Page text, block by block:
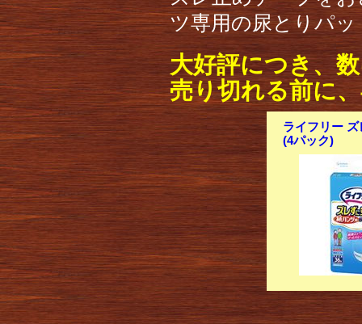
ツ専用の尿とりパッ
大好評につき、
売り切れる前に
ライフリー
(4パック)